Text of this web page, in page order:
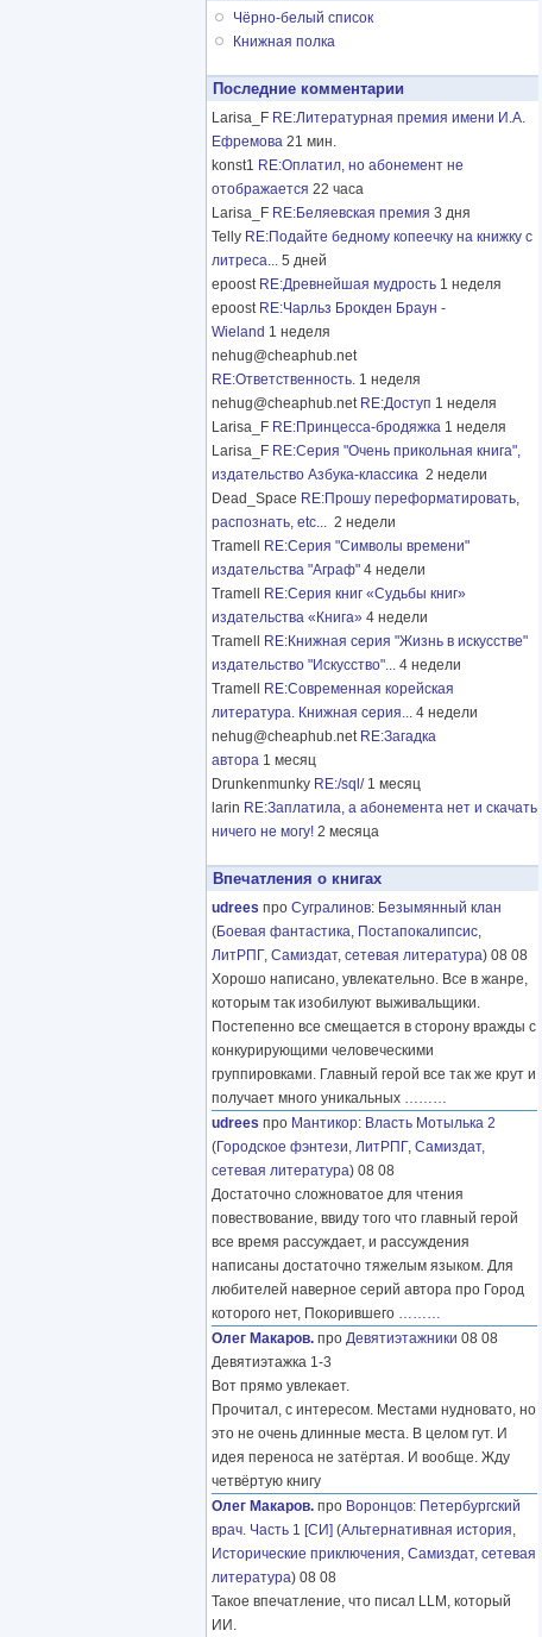
Чёрно-белый список
Книжная полка
Последние комментарии
Larisa_F RE:Литературная премия имени И.А.
Ефремова 21 мин.
konst1 RE:Оплатил, но абонемент не
отображается 22 часа
Larisa_F RE:Беляевская премия 3 дня
Telly RE:Подайте бедному копеечку на книжку с
литреса... 5 дней
epoost RE:Древнейшая мудрость 1 неделя
epoost RE:Чарльз Брокден Браун -
Wieland 1 неделя
nehug@cheaphub.net
RE:Ответственность. 1 неделя
nehug@cheaphub.net RE:Доступ 1 неделя
Larisa_F RE:Принцесса-бродяжка 1 неделя
Larisa_F RE:Серия "Очень прикольная книга",
издательство Азбука-классика 2 недели
Dead_Space RE:Прошу переформатировать,
распознать, etc... 2 недели
Tramell
RE:Серия "Символы времени"
издательства "Аграф" 4 недели
Tramell
RE:Серия книг «Судьбы книг»
издательства «Книга» 4 недели
Tramell
RE:Книжная серия "Жизнь в искусстве"
издательство "Искусство"... 4 недели
Tramell
RE:Современная корейская
литература. Книжная серия... 4 недели
nehug@cheaphub.net RE:Загадка
автора 1 месяц
Drunkenmunky RE:/sql/ 1 месяц
larin RE:Заплатила, а абонемента нет и скачать
ничего не могу! 2 месяца
Впечатления о книгах
udrees про Сугралинов: Безымянный клан
(Боевая фантастика, Постапокалипсис,
ЛитРПГ, Самиздат, сетевая литература) 08 08
Хорошо написано, увлекательно. Все в жанре,
которым так изобилуют выживальщики.
Постепенно все смещается в сторону вражды с
конкурирующими человеческими
группировками. Главный герой все так же крут и
получает много уникальных ………
udrees про Мантикор: Власть Мотылька 2
(Городское фэнтези, ЛитРПГ, Самиздат,
сетевая литература) 08 08
Достаточно сложноватое для чтения
повествование, ввиду того что главный герой
все время рассуждает, и рассуждения
написаны достаточно тяжелым языком. Для
любителей наверное серий автора про Город
которого нет, Покорившего ………
Олег Макаров. про Девятиэтажники 08 08
Девятиэтажка 1-3
Вот прямо увлекает.
Прочитал, с интересом. Местами нудновато, но
это не очень длинные места. В целом гут. И
идея переноса не затёртая. И вообще. Жду
четвёртую книгу
Олег Макаров. про Воронцов: Петербургский
врач. Часть 1 [СИ] (Альтернативная история,
Исторические приключения, Самиздат, сетевая
литература) 08 08
Такое впечатление, что писал LLM, который
ИИ.